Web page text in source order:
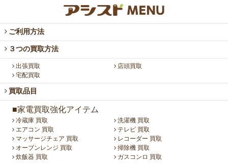
ご利用方法
３つの買取方法
出張買取
店頭買取
宅配買取
買取品目
■家電買取強化アイテム
冷蔵庫 買取
洗濯機 買取
エアコン 買取
テレビ 買取
マッサージチェア 買取
レコーダー 買取
オーブンレンジ 買取
掃除機 買取
炊飯器 買取
ガスコンロ 買取